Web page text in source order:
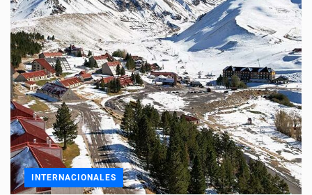
INTERNACIONALES